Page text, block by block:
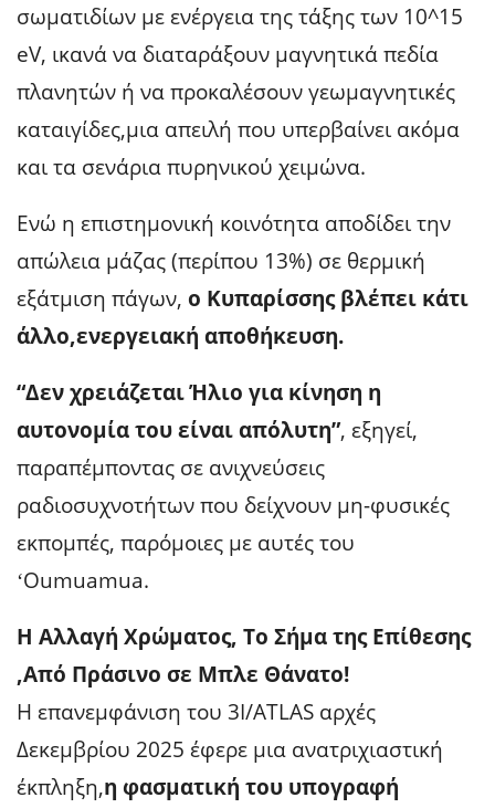
σωματιδίων με ενέργεια της τάξης των 10^15
eV, ικανά να διαταράξουν μαγνητικά πεδία
πλανητών ή να προκαλέσουν γεωμαγνητικές
καταιγίδες,μια απειλή που υπερβαίνει ακόμα
και τα σενάρια πυρηνικού χειμώνα.
Ενώ η επιστημονική κοινότητα αποδίδει την
απώλεια μάζας (περίπου 13%) σε θερμική
εξάτμιση πάγων, ο Κυπαρίσσης βλέπει κάτι
άλλο,ενεργειακή αποθήκευση.
“Δεν χρειάζεται Ήλιο για κίνηση η
αυτονομία του είναι απόλυτη”, εξηγεί,
παραπέμποντας σε ανιχνεύσεις
ραδιοσυχνοτήτων που δείχνουν μη-φυσικές
εκπομπές, παρόμοιες με αυτές του
ʻOumuamua.
Η Αλλαγή Χρώματος, Το Σήμα της Επίθεσης
,Από Πράσινο σε Μπλε Θάνατο!
Η επανεμφάνιση του 3I/ATLAS αρχές
Δεκεμβρίου 2025 έφερε μια ανατριχιαστική
έκπληξη,η φασματική του υπογραφή